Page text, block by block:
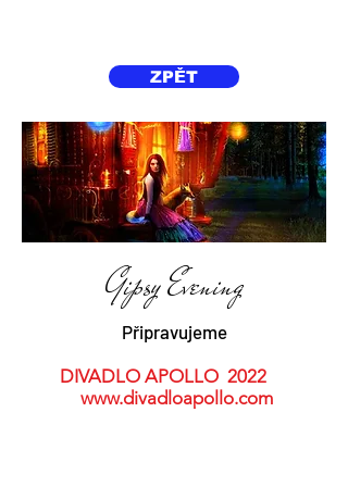
ZPĚT
Gipsy Evening
Připravujeme
DIVADLO APOLLO 2022
www.divadloapollo.com